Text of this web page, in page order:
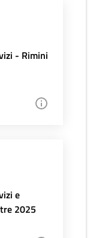
- Rimini
e
2025